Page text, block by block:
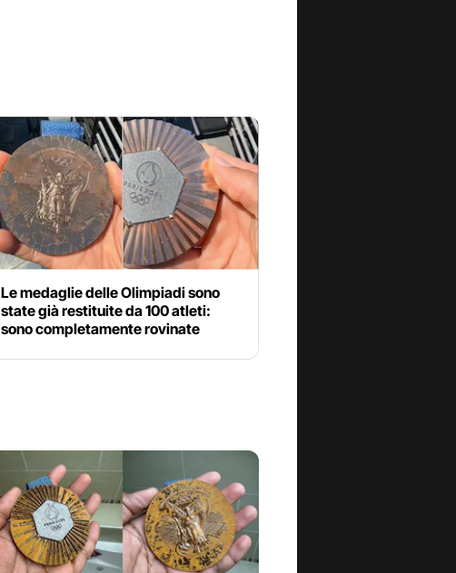
Le medaglie delle Olimpiadi sono
state già restituite da 100 atleti:
sono completamente rovinate